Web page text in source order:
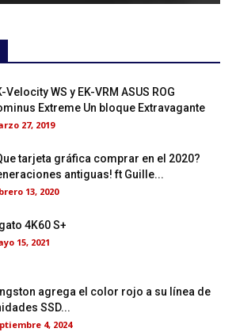
Velocity WS y EK-VRM ASUS ROG
Extreme Un bloque Extravagante
27, 2019
tarjeta gráfica comprar en el 2020?
antiguas! ft Guille...
13, 2020
4K60 S+
15, 2021
agrega el color rojo a su línea de
SSD...
4, 2024